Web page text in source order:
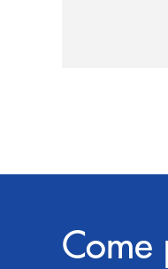
sulla
prossimità
Come